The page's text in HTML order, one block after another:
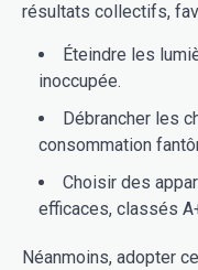
résultats collectifs,
Éteindre les
inoccupée.
Débrancher les
consommation
Choisir des
efficaces, classés
Néanmoins, adopter